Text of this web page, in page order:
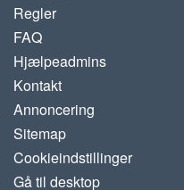
Regler
FAQ
Hjælpeadmins
Kontakt
Annoncering
Sitemap
Cookieindstillinger
Gå til desktop